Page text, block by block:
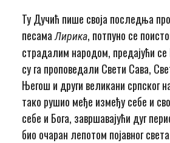
Ту Дучић пише своја последња
песамаЛирика, потпуно се
страдалим народом, предајући се
су га проповедали Свети Сава,
Његош и други великани српског
тако рушио међе између себе и
себе и Бога, завршавајући дуг
био очаран лепотом појавног